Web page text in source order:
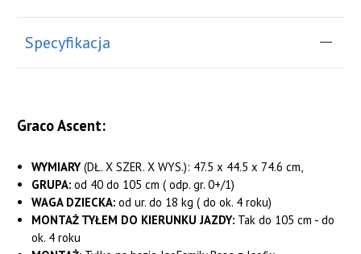
Specyfikacja
Graco Ascent:
WYMIARY(DŁ. X SZER. X WYS.): 47.5 x 44.5 x 74.6 cm,
GRUPA:od 40 do 105 cm ( odp. gr. 0+/1)
WAGA DZIECKA:od ur. do 18 kg ( do ok. 4 roku)
MONTAŻ TYŁEM DO KIERUNKU JAZDY:Tak do 105 cm - do
ok. 4 roku